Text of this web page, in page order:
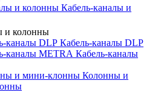
Кабель-каналы и
и колонны
Кабель-каналы DLP
Кабель-каналы
Колонны и